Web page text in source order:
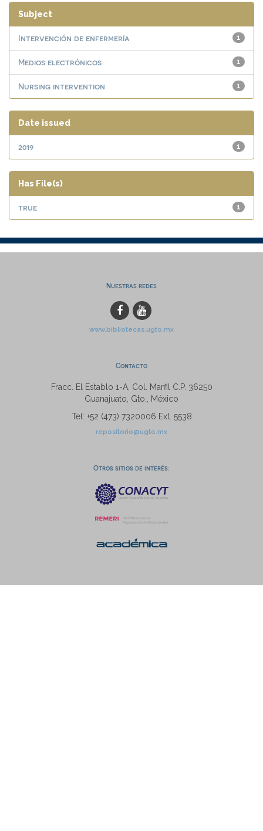
Subject
1
Intervención de enfermería
1
Medios electrónicos
1
Nursing intervention
Date issued
1
2019
Has File(s)
1
true
Nuestras redes
www.bibliotecas.ugto.mx
Contacto
Fracc. El Establo 1-A, Col. Marfil C.P. 36250
Guanajuato, Gto., México
Tel: +52 (473) 7320006 Ext. 5538
repositorio@ugto.mx
Otros sitios de interés: